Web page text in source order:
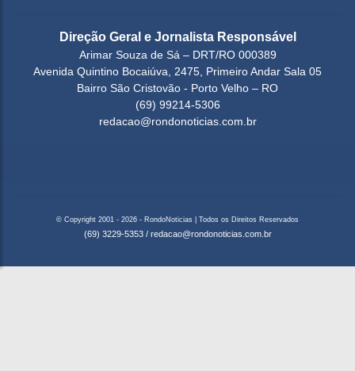
Direção Geral e Jornalista Responsável
Arimar Souza de Sá – DRT/RO 000389
Avenida Quintino Bocaiúva, 2475, Primeiro Andar Sala 05
Bairro São Cristovão - Porto Velho – RO
(69) 99214-5306
redacao@rondonoticias.com.br
© Copyright 2001 - 2026 - RondoNoticias | Todos os Direitos Reservados
(69) 3229-5353 / redacao@rondonoticias.com.br